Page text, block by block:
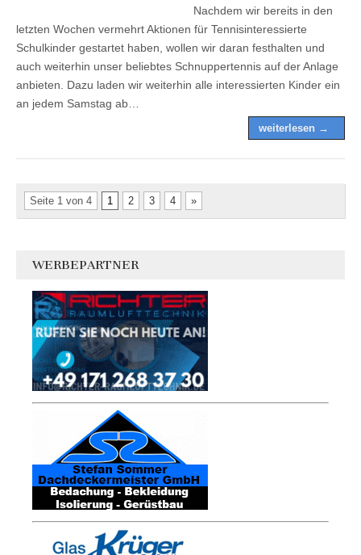
Nachdem wir bereits in den
letzten Wochen vermehrt Aktionen für Tennisinteressierte
Schulkinder gestartet haben, wollen wir daran festhalten und
auch weiterhin unser beliebtes Schnuppertennis auf der Anlage
anbieten. Dazu laden wir weiterhin alle interessierten Kinder ein
an jedem Samstag ab…
weiterlesen →
Seite 1 von 4 1 2 3 4 »
WERBEPARTNER